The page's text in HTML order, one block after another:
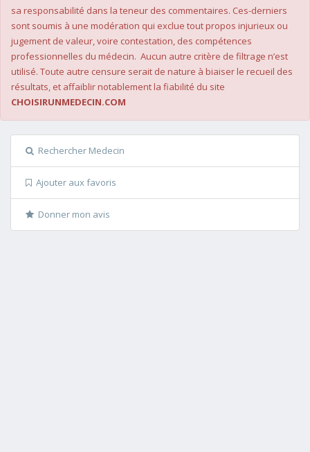
sa responsabilité dans la teneur des commentaires. Ces-derniers
sont soumis à une modération qui exclue tout propos injurieux ou
jugement de valeur, voire contestation, des compétences
professionnelles du médecin. Aucun autre critère de filtrage n’est
utilisé. Toute autre censure serait de nature à biaiser le recueil des
résultats, et affaiblir notablement la fiabilité du site
CHOISIRUNMEDECIN.COM
Rechercher Medecin
Ajouter aux favoris
Donner mon avis